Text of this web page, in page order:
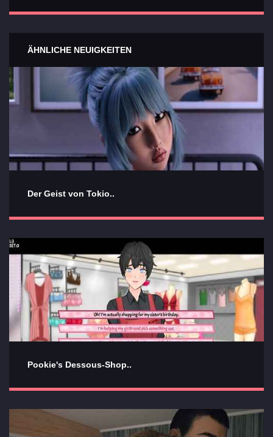
ÄHNLICHE NEUIGKEITEN
Der Geist von Tokio..
Pookie's Dessous-Shop..